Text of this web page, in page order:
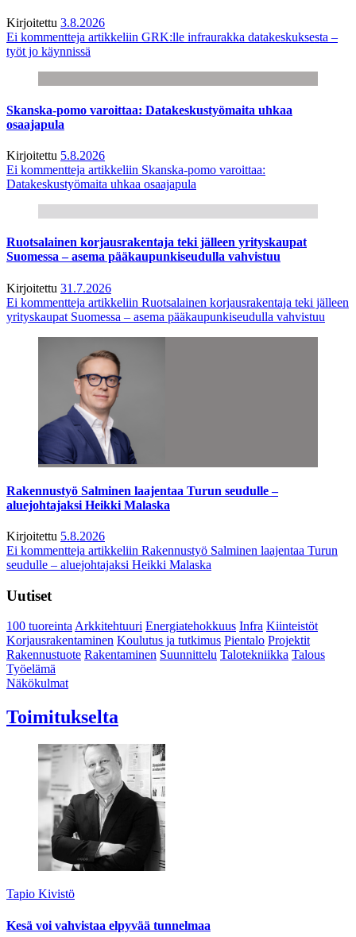
Kirjoitettu 3.8.2026
Ei kommentteja artikkeliin GRK:lle infraurakka datakeskuksesta –
työt jo käynnissä
Skanska-pomo varoittaa: Datakeskustyömaita uhkaa
osaajapula
Kirjoitettu 5.8.2026
Ei kommentteja artikkeliin Skanska-pomo varoittaa:
Datakeskustyömaita uhkaa osaajapula
Ruotsalainen korjausrakentaja teki jälleen yrityskaupat
Suomessa – asema pääkaupunkiseudulla vahvistuu
Kirjoitettu 31.7.2026
Ei kommentteja artikkeliin Ruotsalainen korjausrakentaja teki jälleen
yrityskaupat Suomessa – asema pääkaupunkiseudulla vahvistuu
Rakennustyö Salminen laajentaa Turun seudulle –
aluejohtajaksi Heikki Malaska
Kirjoitettu 5.8.2026
Ei kommentteja artikkeliin Rakennustyö Salminen laajentaa Turun
seudulle – aluejohtajaksi Heikki Malaska
Uutiset
100 tuoreintaArkkitehtuuri Energiatehokkuus Infra Kiinteistöt
Korjausrakentaminen Koulutus ja tutkimus Pientalo Projektit
Rakennustuote Rakentaminen Suunnittelu Talotekniikka Talous
Työelämä
Näkökulmat
Toimitukselta
Tapio Kivistö
Kesä voi vahvistaa elpyvää tunnelmaa